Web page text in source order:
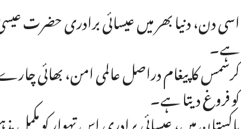
اسی دن، دنیا بھر میں عیسائی برادری حضرت
ہے۔
کرسمس کا پیغام دراصل عالمی امن، بھائی چارے
کو فروغ دیتا ہے۔